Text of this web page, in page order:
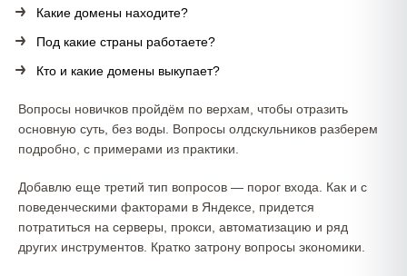
Какие домены находите?
Под какие страны работаете?
Кто и какие домены выкупает?
Вопросы новичков пройдём по верхам, чтобы отразить
основную суть, без воды. Вопросы олдскульников разберем
подробно, с примерами из практики.
Добавлю еще третий тип вопросов — порог входа. Как и с
поведенческими факторами в Яндексе, придется
потратиться на серверы, прокси, автоматизацию и ряд
других инструментов. Кратко затрону вопросы экономики.